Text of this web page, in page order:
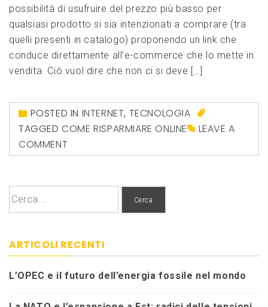
possibilità di usufruire del prezzo più basso per
qualsiasi prodotto si sia intenzionati a comprare (tra
quelli presenti in catalogo) proponendo un link che
conduce direttamente all’e-commerce che lo mette in
vendita. Ciò vuol dire che non ci si deve […]
POSTED IN INTERNET, TECNOLOGIA
TAGGEDCOME RISPARMIARE ONLINE
LEAVE A
COMMENT
Ricerca
ARTICOLI RECENTI
L’OPEC e il futuro dell’energia fossile nel mondo